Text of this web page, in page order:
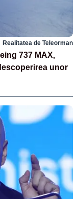
Realitatea de Teleorman
737 MAX,
unor